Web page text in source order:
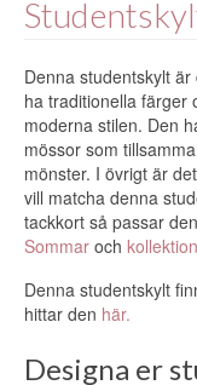
Denna studentskylt
ha traditionella färger
moderna stilen. Den
mössor som
mönster. I övrigt är
vill matcha denna
tackkort så passar
Sommar och
Denna studentskylt
hittar den här.
Designa er